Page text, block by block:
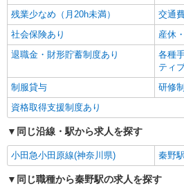
残業少なめ（月20h未満）
交通
社会保険あり
産休
退職金・財形貯蓄制度あり
各種
ティ
制服貸与
研修
資格取得支援制度あり
同じ沿線・駅から求人を探す
小田急小田原線(神奈川県) 秦野駅
同じ職種から秦野駅の求人を探す